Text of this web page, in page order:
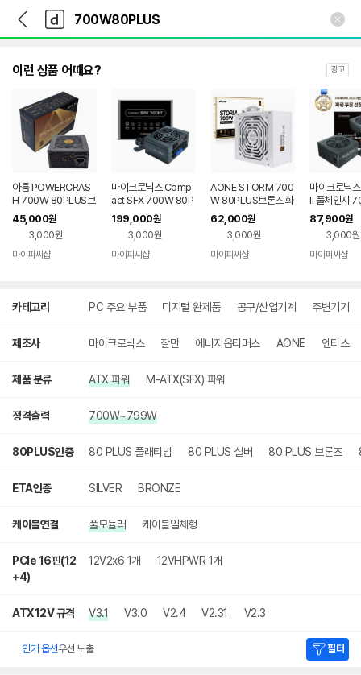
다
나
와
가
다
와
인
이런 상품 어때요? 광고
아툼 POWERCRAS
H 700W 80PLUS브
론즈 ATX3.1
45,000원
3,000원
마이피씨샵
마이크로닉스 Comp
act SFX 700W 80P
LUS플래티넘 풀모듈
러 ATX 3.1 / M
199,000원
3,000원
마이피씨샵
AONE STORM 700
W 80PLUS브론즈 화
이트/ 파워 서플라이 /
M
62,000원
3,000원
마이피씨샵
마이크로닉
II 풀체인지
PLUS실버
87,900원
3,000원
마이피씨샵
카테고리 PC 주요 부품 디지털 완제품 공구/산업기계 주변기기
제조사 마이크로닉스 잘만 에너지옵티머스 AONE 엔티스
제품 분류 ATX 파워 M-ATX(SFX) 파워
정격출력 700W~799W
80PLUS인증 80 PLUS 플래티넘 80 PLUS 실버 80 PLUS 브론즈
ETA인증 SILVER BRONZE
케이블연결 풀모듈러 케이블일체형
PCIe 16핀(12
+4)
12V2x6 1개 12VHPWR 1개
ATX12V 규격 V3.1 V3.0 V2.4 V2.31 V2.3
인기 옵션우선 노출 필터